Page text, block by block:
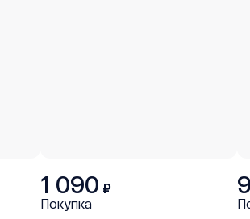
1 090 ₽
Покупка